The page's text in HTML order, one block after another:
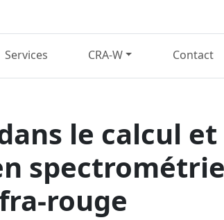
Services CRA-W Contact
le calcul
rouge